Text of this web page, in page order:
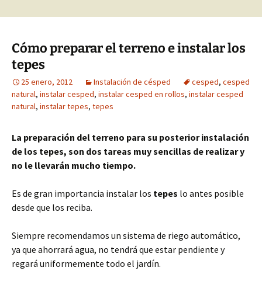
Cómo preparar el terreno e instalar los
tepes
25 enero, 2012 Instalación de césped cesped, cesped
natural, instalar cesped, instalar cesped en rollos, instalar cesped
natural, instalar tepes, tepes
La preparación del terreno para su posterior instalación
de los tepes, son dos tareas muy sencillas de realizar y
no le llevarán mucho tiempo.
Es de gran importancia instalar los tepes lo antes posible
desde que los reciba.
Siempre recomendamos un sistema de riego automático,
ya que ahorrará agua, no tendrá que estar pendiente y
regará uniformemente todo el jardín.